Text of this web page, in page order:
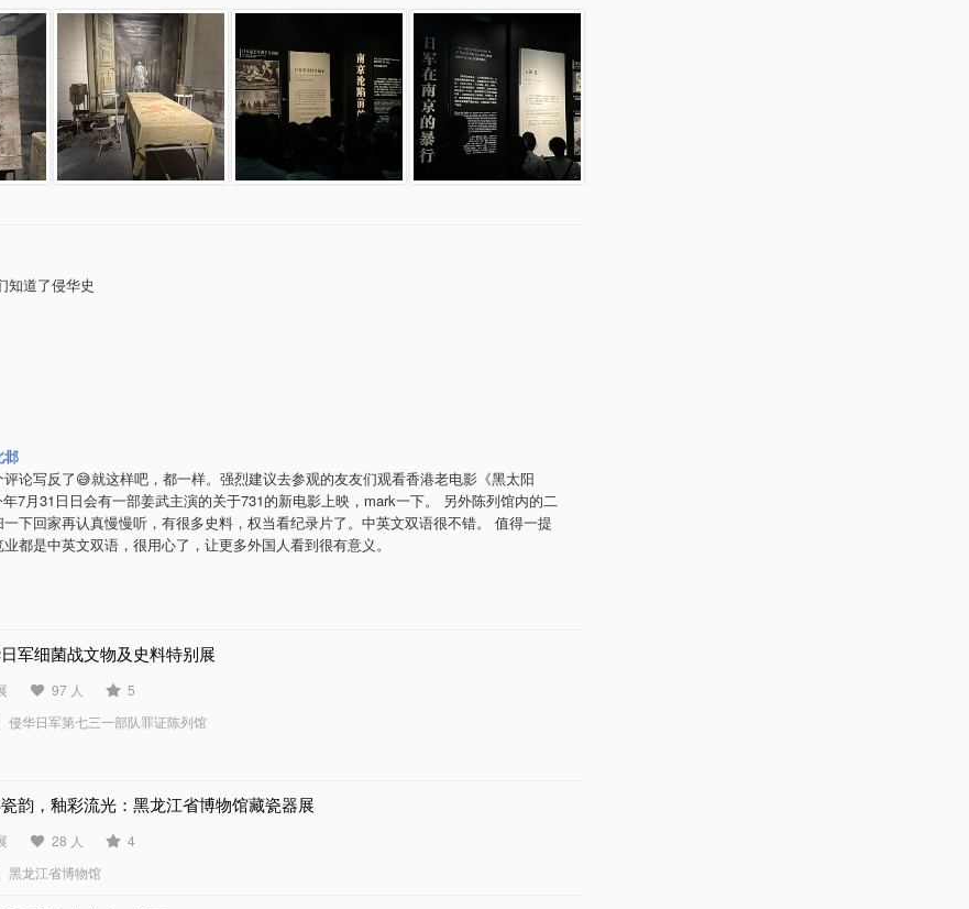
知道了侵华史
邶
论写反了😅就这样吧，都一样。强烈建议去参观的友友们观看香港老电影《黑太阳
7月31日日会有一部姜武主演的关于731的新电影上映，mark一下。 另外陈列馆内的二
下回家再认真慢慢听，有很多史料，权当看纪录片了。中英文双语很不错。 值得一提
都是中英文双语，很用心了，让更多外国人看到很有意义。
军细菌战文物及史料特别展
97 人
5
侵华日军第七三一部队罪证陈列馆
韵，釉彩流光：黑龙江省博物馆藏瓷器展
28 人
4
黑龙江省博物馆